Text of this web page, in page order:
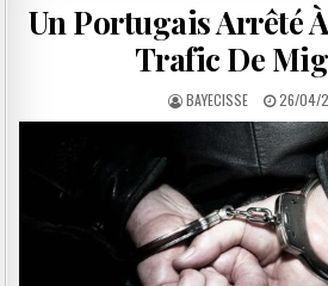
Un Portugais Arrêté
Trafic De
BAYECISSE 26/04/